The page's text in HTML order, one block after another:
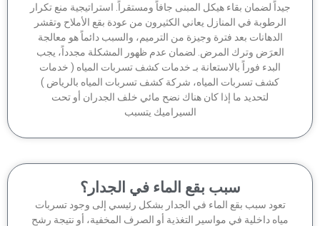
لضمان بقاء هيكل المبنى جافاً ومستقراً. استراتيجية منع تكرار
في المنازل يعاني الكثيرون من عودة بقع الأملاح وتقشر
الدهانات بعد فترة وجيزة من الترميم، والسبب دائماً هو معالجة
العرَض وترك المرض. لضمان عدم ظهور المشكلة مجدداً، يجب
البدء فوراً بالاستعانة بـ خدمات كشف تسربات المياه ( خدمات
كشف تسربات المياه، شركة كشف تسربات المياه بالرياض )
لتحديد ما إذا كان هناك نضح مائي خلف الجدران أو تحت
السيراميك يتسبب
سبب بقع الماء في الجدار؟
سبب بقع الماء في الجدار بشكل رئيسي إلى وجود تسربات
داخلية في مواسير التغذية أو الصرف المخفية، أو نتيجة رشح